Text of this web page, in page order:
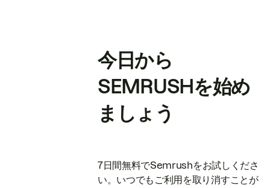
今日から
SEMRUSHを始め
ましょう
7日間無料でSemrushをお試しくださ
い。いつでもご利用を取り消すことが